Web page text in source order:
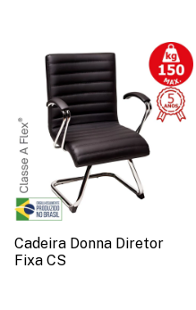
Cadeira Donna Diretor
Fixa CS